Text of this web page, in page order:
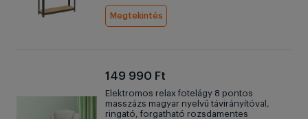
Megtekintés
149 990 Ft
Elektromos relax fotelágy 8 pontos
masszázs magyar nyelvű távirányítóval,
ringató, forgatható rozsdamentes